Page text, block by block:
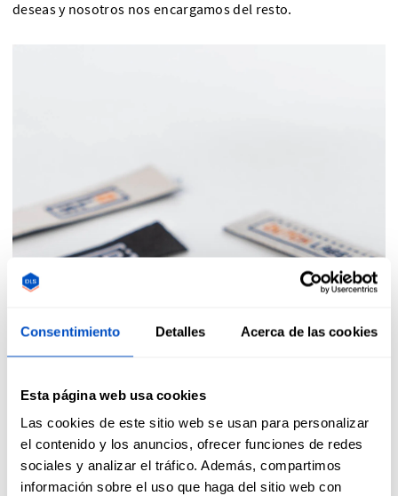
Consentimiento Detalles Acerca de las cookies
Esta página web usa cookies
Las cookies de este sitio web se usan para personalizar
el contenido y los anuncios, ofrecer funciones de redes
sociales y analizar el tráfico. Además, compartimos
información sobre el uso que haga del sitio web con
deseas y nosotros nos encargamos del resto.